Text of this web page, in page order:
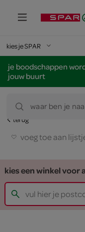
kies je SPAR
je boodschappen
jouw buurt
waar ben je
terug
voeg toe aan
kies een winkel voor